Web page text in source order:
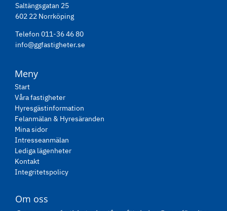
Saltängsgatan 25
602 22 Norrköping
Telefon 011-36 46 80
info@ggfastigheter.se
Meny
Start
Våra fastigheter
Hyresgästinformation
Felanmälan & Hyresäranden
Mina sidor
Intresseanmälan
Lediga lägenheter
Kontakt
Integritetspolicy
Om oss